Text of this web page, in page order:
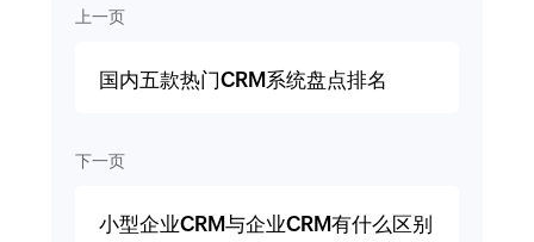
上一页
国内五款热门CRM系统盘点排名
下一页
小型企业CRM与企业CRM有什么区别